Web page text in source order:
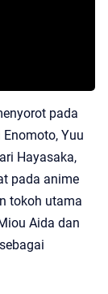
pada
Yuu
Hayasaka,
pada anime
tokoh utama
Aida dan